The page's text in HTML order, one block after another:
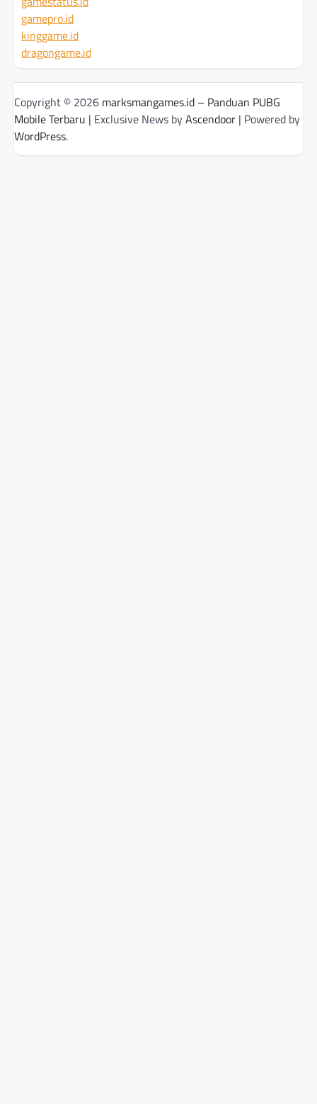
gamepro.id
kinggame.id
dragongame.id
Copyright © 2026 marksmangames.id – Panduan PUBG
Mobile Terbaru | Exclusive News byAscendoor | Powered by
WordPress.